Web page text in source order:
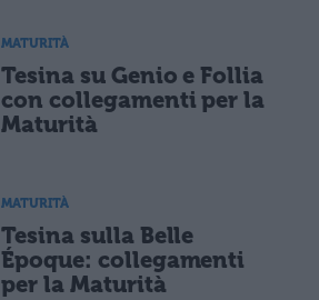
MATURITÀ
Tesina su Genio e Follia
con collegamenti per la
Maturità
MATURITÀ
Tesina sulla Belle
Époque: collegamenti
per la Maturità